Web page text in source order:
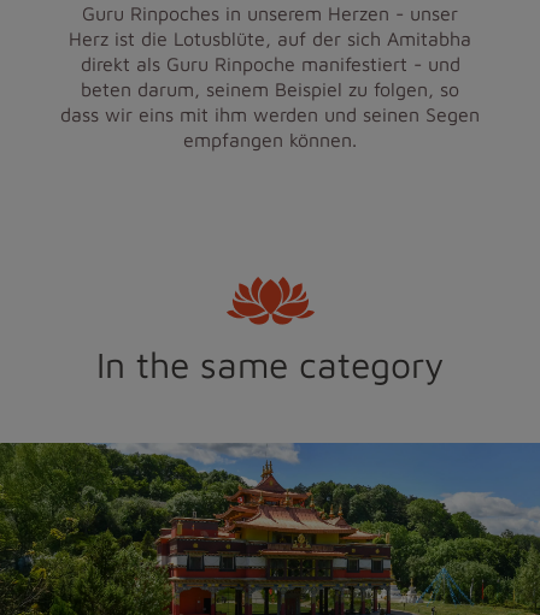
Guru Rinpoches in unserem Herzen - unser
Herz ist die Lotusblüte, auf der sich Amitabha
direkt als Guru Rinpoche manifestiert - und
beten darum, seinem Beispiel zu folgen, so
dass wir eins mit ihm werden und seinen Segen
empfangen können.
In the same category